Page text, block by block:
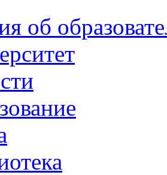
об